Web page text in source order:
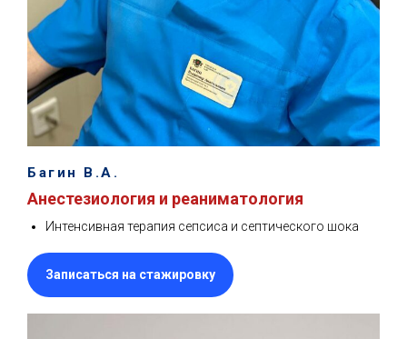
Багин В.А.
Анестезиология и реаниматология
Интенсивная терапия сепсиса и септического шока
Записаться на стажировку